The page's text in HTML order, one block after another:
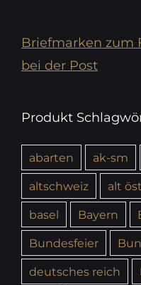
Briefmarken zum
bei der Post
Produkt
abarten ak-sm
altschweiz
alt
basel
Bayern
Bundesfeier
deutsches reich